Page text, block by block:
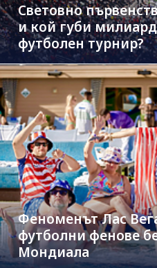
Световно
и кой губи
футболен турнир?
Феноменът Лас
футболни фенове
Мондиала